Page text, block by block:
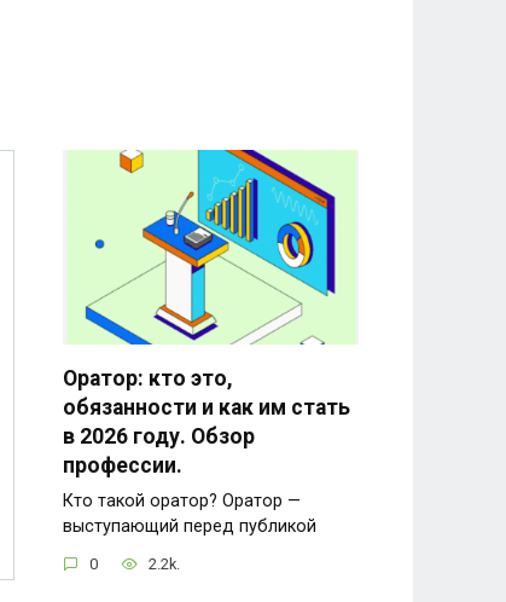
Оратор: кто это,
обязанности и как им стать
в 2026 году. Обзор
профессии.
Кто такой оратор? Оратор —
выступающий перед публикой
0 2.2k.